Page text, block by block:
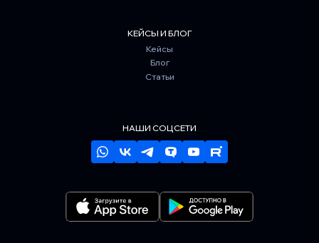
КЕЙСЫ И БЛОГ
Кейсы
Блог
Статьи
НАШИ СОЦСЕТИ